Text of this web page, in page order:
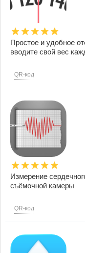
Простое и удобное
вводите свой вес
QR-код
Измерение
съёмочной камеры
QR-код